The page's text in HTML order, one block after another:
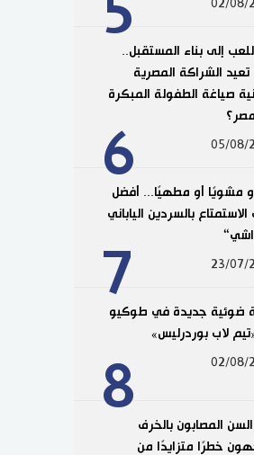
02/08/
6
إلى بناء المستقبل..
الشراكة المصرية
صياغة الطفولة المبكرة
05/08/
7
أو مشويًا أو مطهيًا... أفضل
بالسردين الياباني
23/07/
8
ضوئية جديدة في طوكيو
لاب بوردرليس»
02/08/
السن المصابون بالخرف
خطرًا متزايدًا من